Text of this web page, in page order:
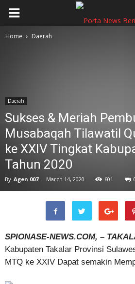
Home Daerah
Daerah
Sukses & Meriah
Musabaqah Tilawatil
ke XXIV Tingkat
Tahun 2020
By Agen 007 - March 14, 2020 601
SPIONASE-NEWS.COM, –
Kabupaten Takalar Provinsi
MTQ ke XXIV Dapat semakin